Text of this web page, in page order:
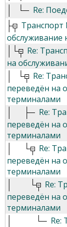
Re:
Re:
на
Re:
переведён на
терминалами
Re:
переведён на
терминалами
Re:
переведён на
терминалами
Re:
переведён на
терминалами
Re: